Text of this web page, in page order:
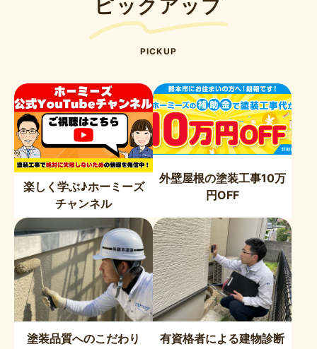
ピックアップ
PICKUP
楽しく学ぶ♪ホーミーズ
チャンネル
外壁屋根の塗装工事10万
円OFF
塗装品質へのこだわり 有資格者による建物診断